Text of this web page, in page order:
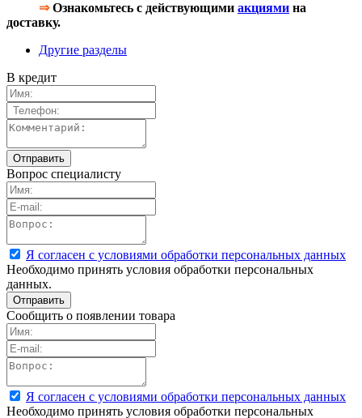
⇒Ознакомьтесь с действующими акциями на
доставку.
Другие разделы
В кредит
Вопрос специалисту
Я согласен с условиями обработки персональных данных
Необходимо принять условия обработки персональных
данных.
Сообщить о появлении товара
Я согласен с условиями обработки персональных данных
Необходимо принять условия обработки персональных